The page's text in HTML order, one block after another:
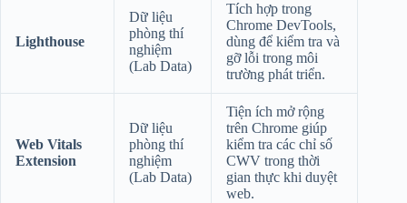
Lighthouse
Dữ liệu
phòng thí
nghiệm
(Lab Data)
Tích hợp trong
Chrome DevTools,
dùng để kiểm tra và
gỡ lỗi trong môi
trường phát triển.
Web Vitals
Extension
Dữ liệu
phòng thí
nghiệm
(Lab Data)
Tiện ích mở rộng
trên Chrome giúp
kiểm tra các chỉ số
CWV trong thời
gian thực khi duyệt
web.